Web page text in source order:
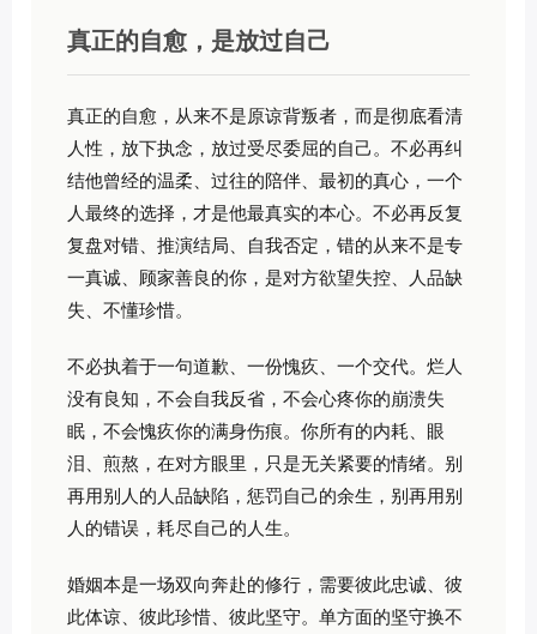
真正的自愈，是放过自己
真正的自愈，从来不是原谅背叛者，而是彻底看清
人性，放下执念，放过受尽委屈的自己。不必再纠
结他曾经的温柔、过往的陪伴、最初的真心，一个
人最终的选择，才是他最真实的本心。不必再反复
复盘对错、推演结局、自我否定，错的从来不是专
一真诚、顾家善良的你，是对方欲望失控、人品缺
失、不懂珍惜。
不必执着于一句道歉、一份愧疚、一个交代。烂人
没有良知，不会自我反省，不会心疼你的崩溃失
眠，不会愧疚你的满身伤痕。你所有的内耗、眼
泪、煎熬，在对方眼里，只是无关紧要的情绪。别
再用别人的人品缺陷，惩罚自己的余生，别再用别
人的错误，耗尽自己的人生。
婚姻本是一场双向奔赴的修行，需要彼此忠诚、彼
此体谅、彼此珍惜、彼此坚守。单方面的坚守换不